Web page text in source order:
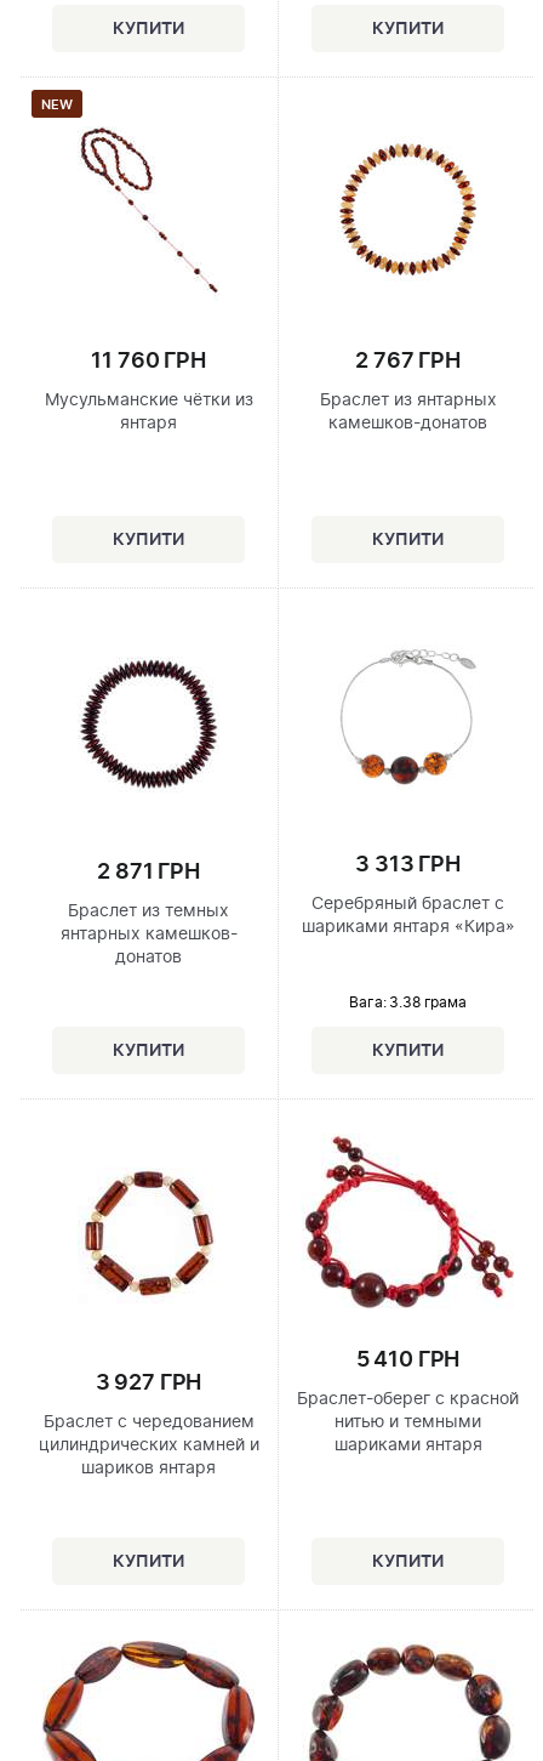
NEW
11 760 ГРН
Мусульманские чётки из
янтаря
2 767 ГРН
Браслет из янтарных
камешков-донатов
2 871 ГРН
Браслет из темных
янтарных камешков-
донатов
3 313 ГРН
Серебряный браслет с
шариками янтаря «Кира»
Вага: 3.38 грама
3 927 ГРН
Браслет с чередованием
цилиндрических камней и
шариков янтаря
5 410 ГРН
Браслет-оберег с красной
нитью и темными
шариками янтаря